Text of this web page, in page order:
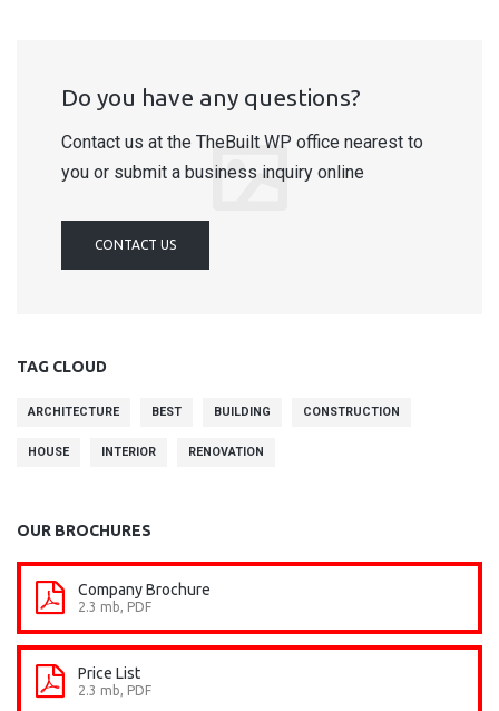
Do you have any questions?
Contact us at the TheBuilt WP office nearest to
you or submit a business inquiry online
CONTACT US
TAG CLOUD
ARCHITECTURE BEST BUILDING CONSTRUCTION
HOUSE INTERIOR RENOVATION
OUR BROCHURES
Company Brochure
2.3 mb, PDF
Price List
2.3 mb, PDF